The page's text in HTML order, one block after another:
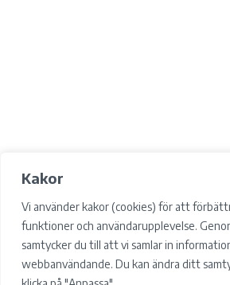
Kakor
Vi använder kakor (cookies) för att
funktioner och användarupplevelse.
samtycker du till att vi samlar in
webbanvändande. Du kan ändra ditt